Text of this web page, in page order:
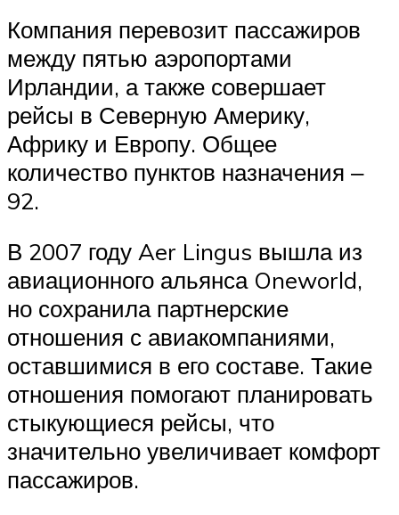
Компания перевозит пассажиров
между пятью аэропортами
Ирландии, а также совершает
рейсы в Северную Америку,
Африку и Европу. Общее
количество пунктов назначения ‒
92.
В 2007 году Aer Lingus вышла из
авиационного альянса Oneworld,
но сохранила партнерские
отношения с авиакомпаниями,
оставшимися в его составе. Такие
отношения помогают планировать
стыкующиеся рейсы, что
значительно увеличивает комфорт
пассажиров.